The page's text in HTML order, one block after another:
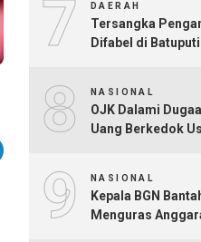
7 DAERAH
Tersangka
Difabel di
8 NASIONAL
OJK Dalami
Uang Berkedok
9 NASIONAL
Kepala BGN
Menguras